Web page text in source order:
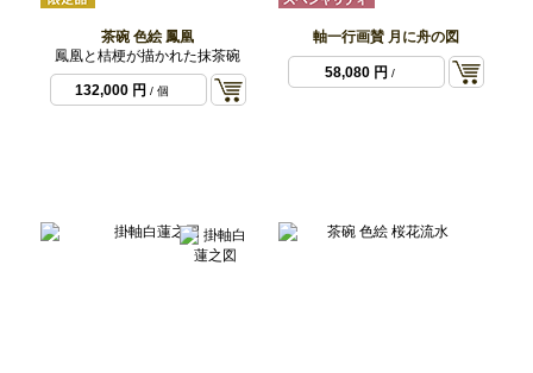
茶碗 色絵 鳳凰
鳳凰と桔梗が描かれた抹茶碗
132,000 円 / 個
軸一行画賛 月に舟の図
58,080 円 /